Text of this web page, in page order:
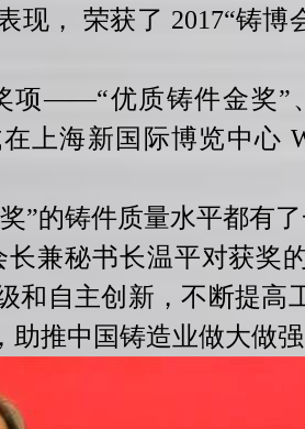
， 荣获了 2017“铸博
项——“优质铸件金奖”
上海新国际博览中心
的铸件质量水平都有了
兼秘书长温平对获奖
和自主创新，不断提高
推中国铸造业做大做强